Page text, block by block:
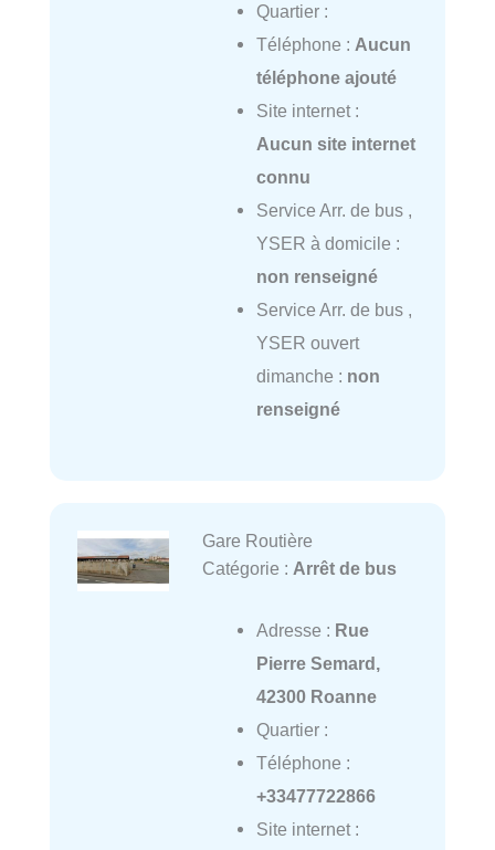
Quartier :
Téléphone : Aucun
téléphone ajouté
Site internet :
Aucun site internet
connu
Service Arr. de bus ,
YSER à domicile :
non renseigné
Service Arr. de bus ,
YSER ouvert
dimanche : non
renseigné
Gare Routière
Catégorie : Arrêt de bus
Adresse : Rue
Pierre Semard,
42300 Roanne
Quartier :
Téléphone :
+33477722866
Site internet :